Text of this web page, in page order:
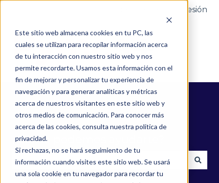
Este sitio web almacena cookies en tu PC, las
cuales se utilizan para recopilar información acerca
de tu interacción con nuestro sitio web y nos
permite recordarte. Usamos esta información con el
fin de mejorar y personalizar tu experiencia de
navegación y para generar analíticas y métricas
acerca de nuestros visitantes en este sitio web y
otros medios de comunicación. Para conocer más
acerca de las cookies, consulta nuestra política de
privacidad.
Si rechazas, no se hará seguimiento de tu
información cuando visites este sitio web. Se usará
una sola cookie en tu navegador para recordar tu
Iniciar sesión
¿Cómo podemos ayudarte?
No hay sugerencias porque el campo de